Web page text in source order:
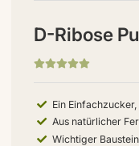
D-Ribose
Ein
Aus natürlicher
Wichtiger